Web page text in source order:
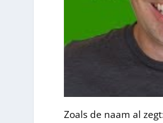
Zoals de naam al